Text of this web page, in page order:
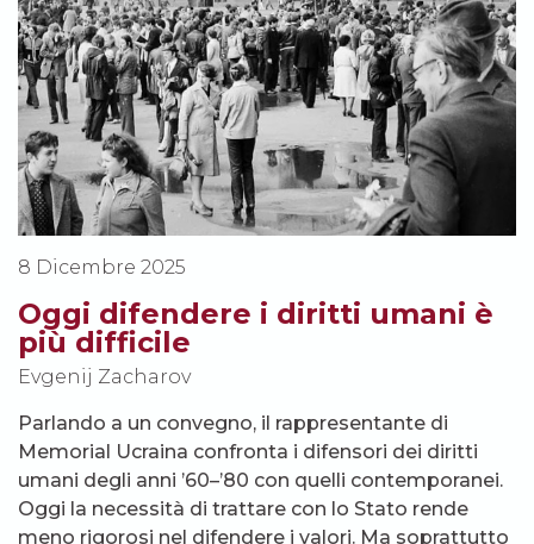
8 Dicembre 2025
Oggi difendere i diritti umani è
più difficile
Evgenij Zacharov
Parlando a un convegno, il rappresentante di
Memorial Ucraina confronta i difensori dei diritti
umani degli anni ’60–’80 con quelli contemporanei.
Oggi la necessità di trattare con lo Stato rende
meno rigorosi nel difendere i valori. Ma soprattutto